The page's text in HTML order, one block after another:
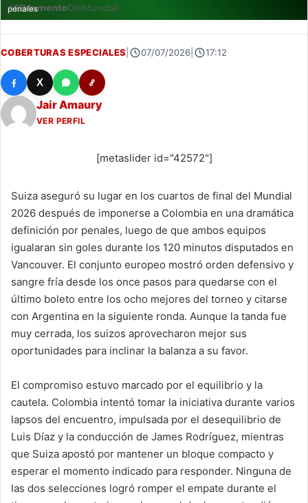
penales
COBERTURAS ESPECIALES 07/07/2026 17:12
X
Jair Amaury
VER PERFIL
[metaslider id="42572"]
Suiza aseguró su lugar en los cuartos de final del Mundial
2026 después de imponerse a Colombia en una dramática
definición por penales, luego de que ambos equipos
igualaran sin goles durante los 120 minutos disputados en
Vancouver. El conjunto europeo mostró orden defensivo y
sangre fría desde los once pasos para quedarse con el
último boleto entre los ocho mejores del torneo y citarse
con Argentina en la siguiente ronda. Aunque la tanda fue
muy cerrada, los suizos aprovecharon mejor sus
oportunidades para inclinar la balanza a su favor.
El compromiso estuvo marcado por el equilibrio y la
cautela. Colombia intentó tomar la iniciativa durante varios
lapsos del encuentro, impulsada por el desequilibrio de
Luis Díaz y la conducción de James Rodríguez, mientras
que Suiza apostó por mantener un bloque compacto y
esperar el momento indicado para responder. Ninguna de
las dos selecciones logró romper el empate durante el